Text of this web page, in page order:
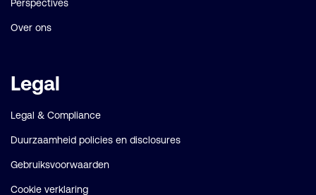
Perspectives
Over ons
Legal
Legal & Compliance
Duurzaamheid policies en disclosures
Gebruiksvoorwaarden
Cookie verklaring